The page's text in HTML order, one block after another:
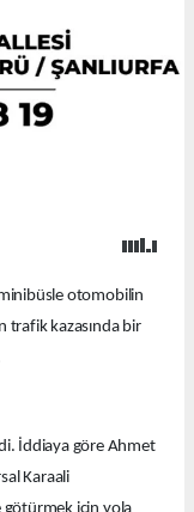
minibüsle otomobilin
trafik kazasında bir
İddiaya göre Ahmet
Karaali